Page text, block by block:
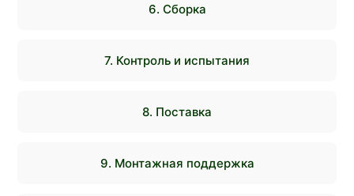
6. Сборка
7. Контроль и испытания
8. Поставка
9. Монтажная поддержка